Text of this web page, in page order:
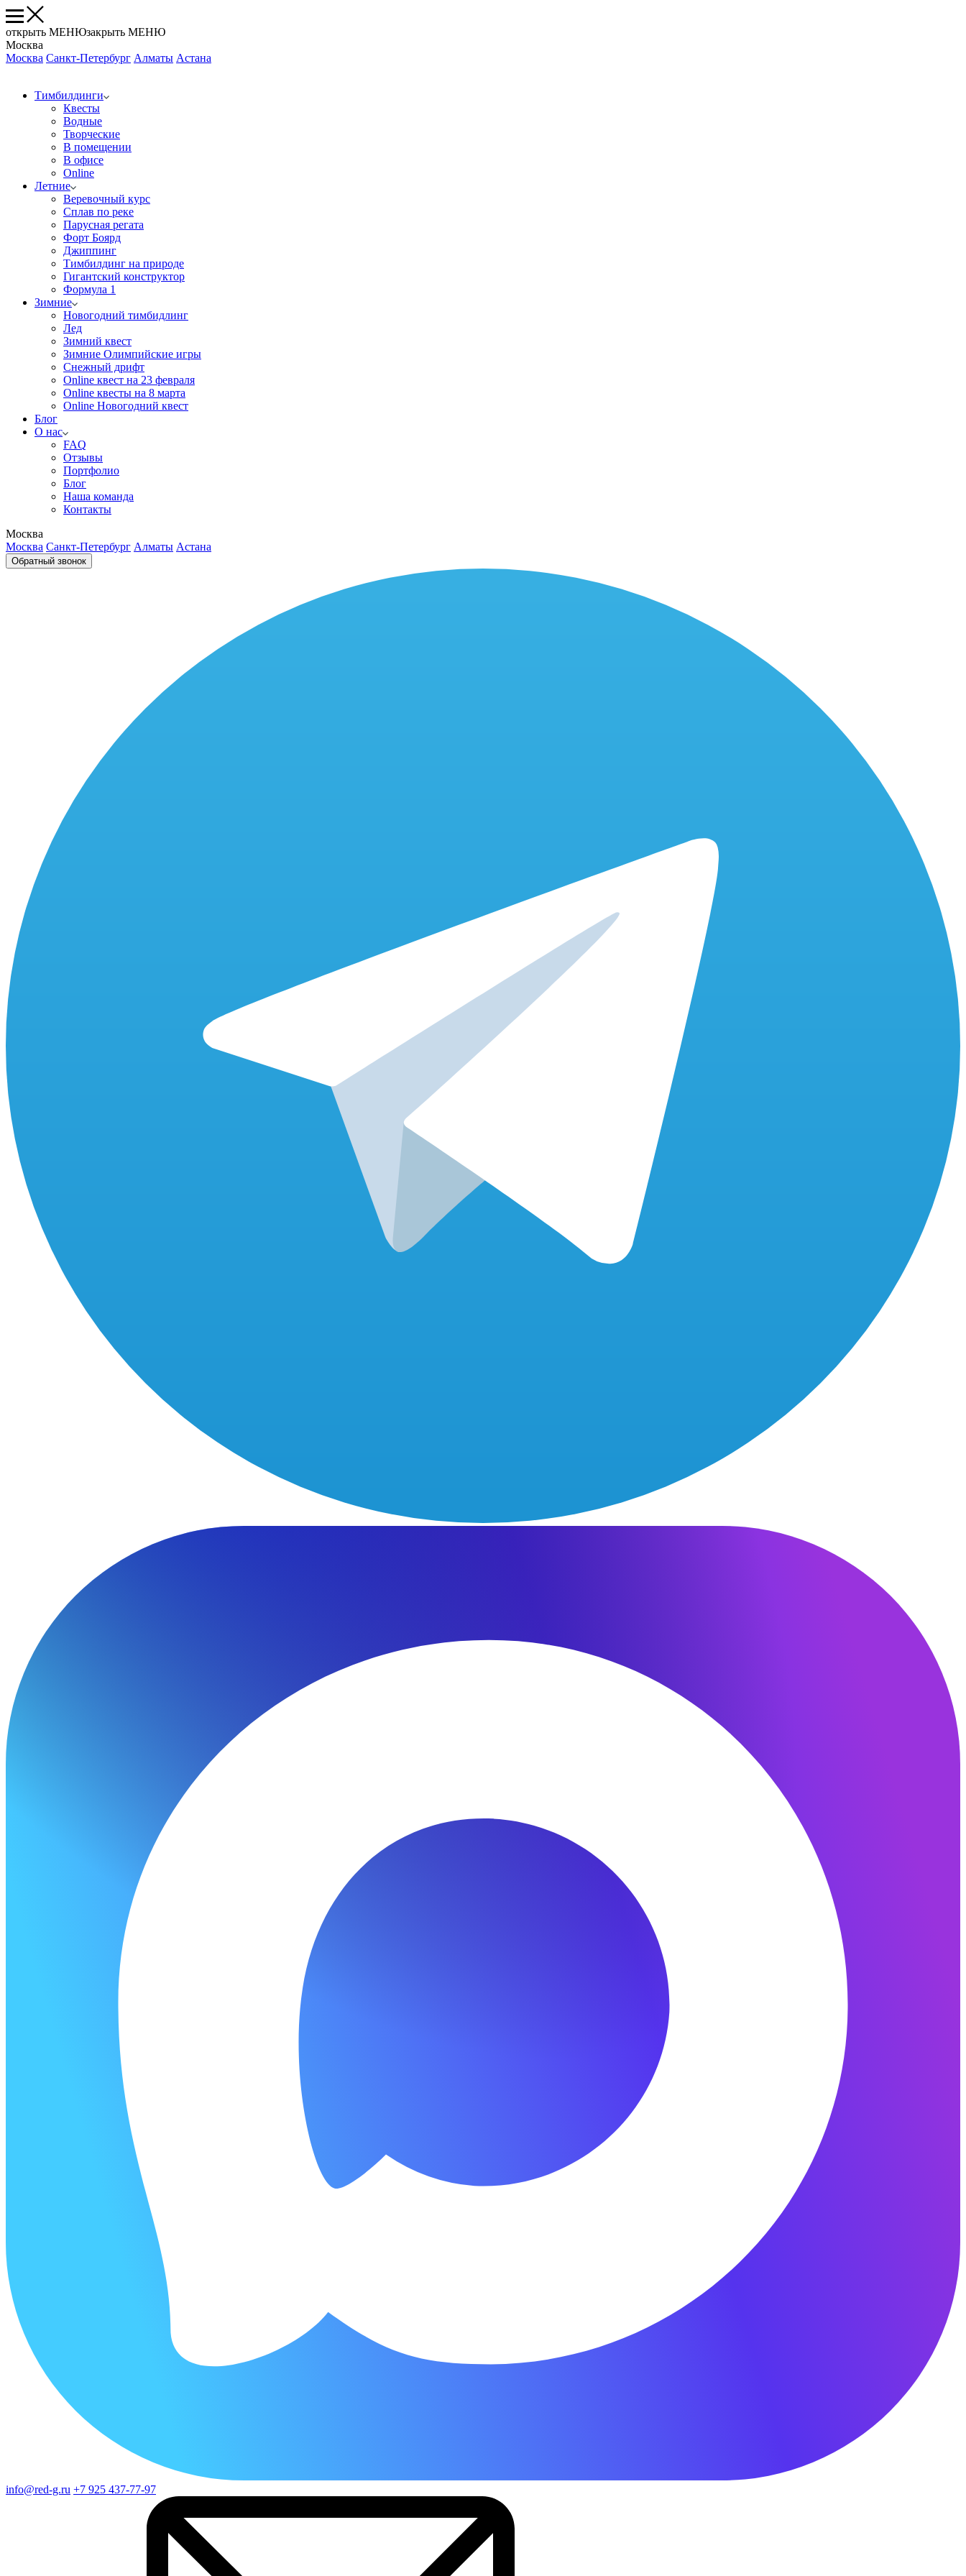
открыть МЕНЮзакрыть МЕНЮ
Москва
Москва Санкт-Петербург Алматы Астана
Тимбилдинги
Квесты
Водные
Творческие
В помещении
В офисе
Online
Летние
Веревочный курс
Сплав по реке
Парусная регата
Форт Боярд
Джиппинг
Тимбилдинг на природе
Гигантский конструктор
Формула 1
Зимние
Новогодний тимбидлинг
Лед
Зимний квест
Зимние Олимпийские игры
Снежный дрифт
Online квест на 23 февраля
Online квесты на 8 марта
Online Новогодний квест
Блог
О нас
FAQ
Отзывы
Портфолио
Блог
Наша команда
Контакты
Москва
Москва Санкт-Петербург Алматы Астана
Обратный звонок
info@red-g.ru +7 925 437-77-97